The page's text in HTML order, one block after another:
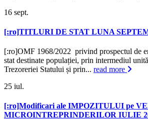
16 sept.
[:ro]TITLURI DE STAT LUNA
[:ro]OMF 1968/2022 privind prospectul de
stat destinate populației, prin intermediul
Trezoreriei Statului și prin... read more
25 iul.
[:ro]Modificari ale IMPOZITULUI pe
MICROINTREPRINDERILOR IULIE